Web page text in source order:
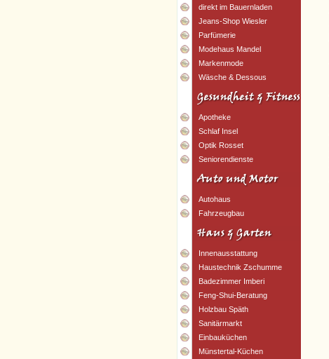
direkt im Bauernladen
Jeans-Shop Wiesler
Parfümerie
Modehaus Mandel
Markenmode
Wäsche & Dessous
Apotheke
Schlaf Insel
Optik Rosset
Seniorendienste
Autohaus
Fahrzeugbau
Innenausstattung
Haustechnik Zschumme
Badezimmer Imberi
Feng-Shui-Beratung
Holzbau Späth
Sanitärmarkt
Einbauküchen
Münstertal-Küchen